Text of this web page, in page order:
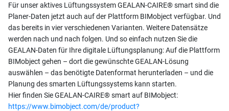
Für unser aktives Lüftungssystem GEALAN-CAIRE® smart sind die
Planer-Daten jetzt auch auf der Plattform BIMobject verfügbar. Und
das bereits in vier verschiedenen Varianten. Weitere Datensätze
werden nach und nach folgen. Und so einfach nutzen Sie die
GEALAN-Daten für Ihre digitale Lüftungsplanung: Auf die Plattform
BIMobject gehen – dort die gewünschte GEALAN-Lösung
auswählen – das benötigte Datenformat herunterladen – und die
Planung des smarten Lüftungssystems kann starten.
Hier finden Sie GEALAN-CAIRE® smart auf BIMobject:
https://www.bimobject.com/de/product?